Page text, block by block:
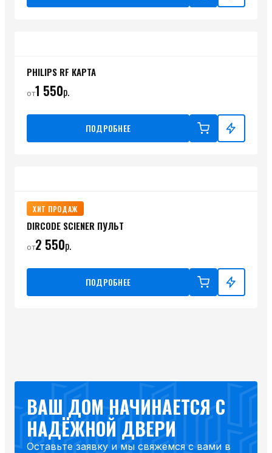
PHILIPS RF КАРТА
от1 550р.
ПОДРОБНЕЕ
ХИТ ПРОДАЖ
DIRCODE SCIENER ПУЛЬТ
от2 550р.
ПОДРОБНЕЕ
ВАШ ДОМ НАЧИНАЕТСЯ С
НАДЁЖНОЙ ДВЕРИ
Оставьте заявку и мы свяжемся с вами в